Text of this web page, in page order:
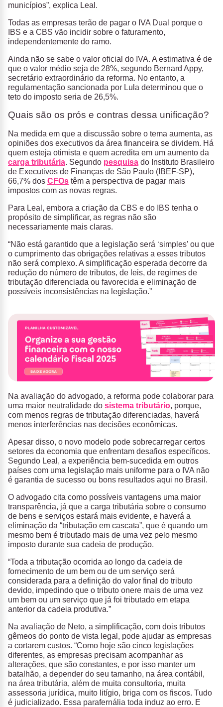
municípios”, explica Leal.
Todas as empresas terão de pagar o IVA Dual porque o
IBS e a CBS vão incidir sobre o faturamento,
independentemente do ramo.
Ainda não se sabe o valor oficial do IVA. A estimativa é de
que o valor médio seja de 28%, segundo Bernard Appy,
secretário extraordinário da reforma. No entanto, a
regulamentação sancionada por Lula determinou que o
teto do imposto seria de 26,5%.
Quais são os prós e contras dessa unificação?
Na medida em que a discussão sobre o tema aumenta, as
opiniões dos executivos da área financeira se dividem. Há
quem esteja otimista e quem acredita em um aumento da
carga tributária. Segundo pesquisa do Instituto Brasileiro
de Executivos de Finanças de São Paulo (IBEF-SP),
66,7% dos CFOs têm a perspectiva de pagar mais
impostos com as novas regras.
Para Leal, embora a criação da CBS e do IBS tenha o
propósito de simplificar, as regras não são
necessariamente mais claras.
“Não está garantido que a legislação será ‘simples’ ou que
o cumprimento das obrigações relativas a esses tributos
não será complexo. A simplificação esperada decorre da
redução do número de tributos, de leis, de regimes de
tributação diferenciada ou favorecida e eliminação de
possíveis inconsistências na legislação.”
Na avaliação do advogado, a reforma pode colaborar para
uma maior neutralidade do sistema tributário, porque,
com menos regras de tributação diferenciadas, haverá
menos interferências nas decisões econômicas.
Apesar disso, o novo modelo pode sobrecarregar certos
setores da economia que enfrentam desafios específicos.
Segundo Leal, a experiência bem-sucedida em outros
países com uma legislação mais uniforme para o IVA não
é garantia de sucesso ou bons resultados aqui no Brasil.
O advogado cita como possíveis vantagens uma maior
transparência, já que a carga tributária sobre o consumo
de bens e serviços estará mais evidente, e haverá a
eliminação da “tributação em cascata”, que é quando um
mesmo bem é tributado mais de uma vez pelo mesmo
imposto durante sua cadeia de produção.
“Toda a tributação ocorrida ao longo da cadeia de
fornecimento de um bem ou de um serviço será
considerada para a definição do valor final do tributo
devido, impedindo que o tributo onere mais de uma vez
um bem ou um serviço que já foi tributado em etapa
anterior da cadeia produtiva.”
Na avaliação de Neto, a simplificação, com dois tributos
gêmeos do ponto de vista legal, pode ajudar as empresas
a cortarem custos. “Como hoje são cinco legislações
diferentes, as empresas precisam acompanhar as
alterações, que são constantes, e por isso manter um
batalhão, a depender do seu tamanho, na área contábil,
na área tributária, além de muita consultoria, muita
assessoria jurídica, muito litígio, briga com os fiscos. Tudo
é judicializado. Essa parafernália toda induz ao erro. E